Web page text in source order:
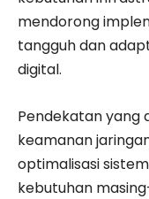
mendorong
tangguh dan
digital.
Pendekatan yang
keamanan
optimalisasi
kebutuhan